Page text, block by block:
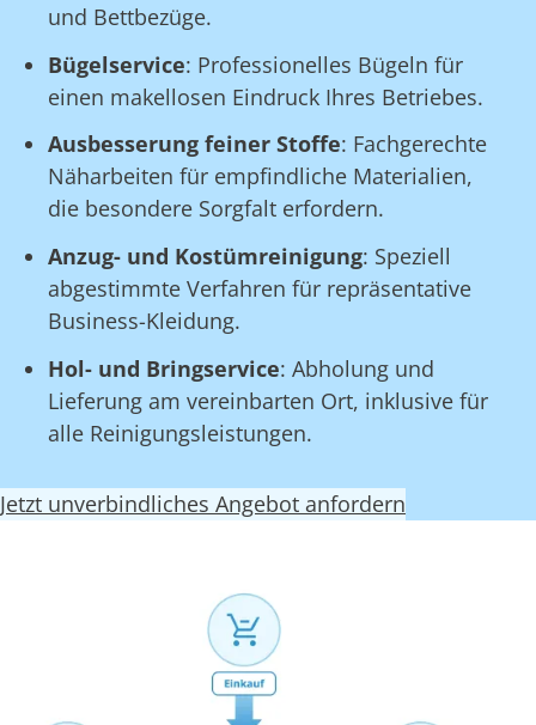
und Bettbezüge.
Bügelservice: Professionelles Bügeln für
einen makellosen Eindruck Ihres Betriebes.
Ausbesserung feiner Stoffe: Fachgerechte
Näharbeiten für empfindliche Materialien,
die besondere Sorgfalt erfordern.
Anzug- und Kostümreinigung: Speziell
abgestimmte Verfahren für repräsentative
Business-Kleidung.
Hol- und Bringservice: Abholung und
Lieferung am vereinbarten Ort, inklusive für
alle Reinigungsleistungen.
Jetzt unverbindliches Angebot anfordern